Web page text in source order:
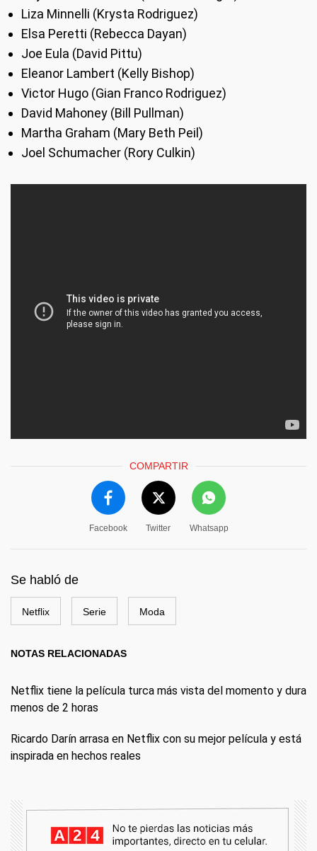
Liza Minnelli (Krysta Rodriguez)
Elsa Peretti (Rebecca Dayan)
Joe Eula (David Pittu)
Eleanor Lambert (Kelly Bishop)
Victor Hugo (Gian Franco Rodriguez)
David Mahoney (Bill Pullman)
Martha Graham (Mary Beth Peil)
Joel Schumacher (Rory Culkin)
COMPARTIR
Facebook Twitter Whatsapp
Se habló de
Netflix Serie Moda
NOTAS RELACIONADAS
Netflix tiene la película turca más vista del momento y dura
menos de 2 horas
Ricardo Darín arrasa en Netflix con su mejor película y está
inspirada en hechos reales